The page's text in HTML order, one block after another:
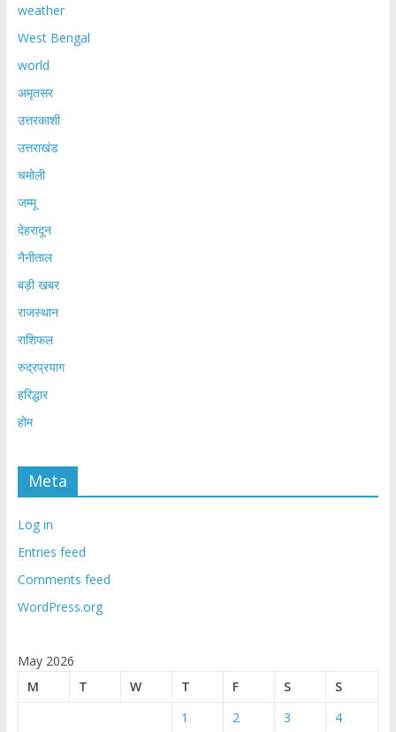
weather
West Bengal
world
अमृतसर
उत्तरकाशी
उत्तराखंड
चमोली
जम्मू
देहरादून
नैनीताल
बड़ी खबर
राजस्थान
राशिफल
रुद्रप्रयाग
हरिद्धार
होम
Meta
Log in
Entries feed
Comments feed
WordPress.org
May 2026
M
T W T F S
S
1
2 3 4